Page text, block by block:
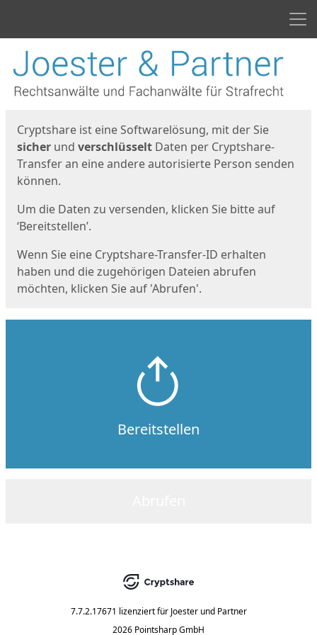
Start
Cryptshare ist eine Softwarelösung, mit der Sie
sicher und verschlüsselt Daten per Cryptshare-
Transfer an eine andere autorisierte Person senden
können.
Um die Daten zu versenden, klicken Sie bitte auf
‘Bereitstellen’.
Wenn Sie eine Cryptshare-Transfer-ID erhalten
haben und die zugehörigen Dateien abrufen
möchten, klicken Sie auf 'Abrufen'.
Bereitstellen
7.7.2.17671 lizenziert für Joester und Partner
2026 Pointsharp GmbH